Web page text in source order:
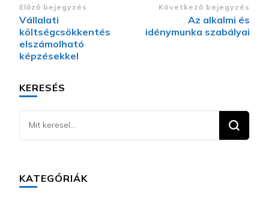
Bejegyzések
navigációja
Előző bejegyzés
Vállalati
költségcsökkentés
elszámolható
képzésekkel
Következő bejegyzés
Az alkalmi és
idénymunka szabályai
KERESÉS
Keresel
valamit?
KATEGÓRIÁK